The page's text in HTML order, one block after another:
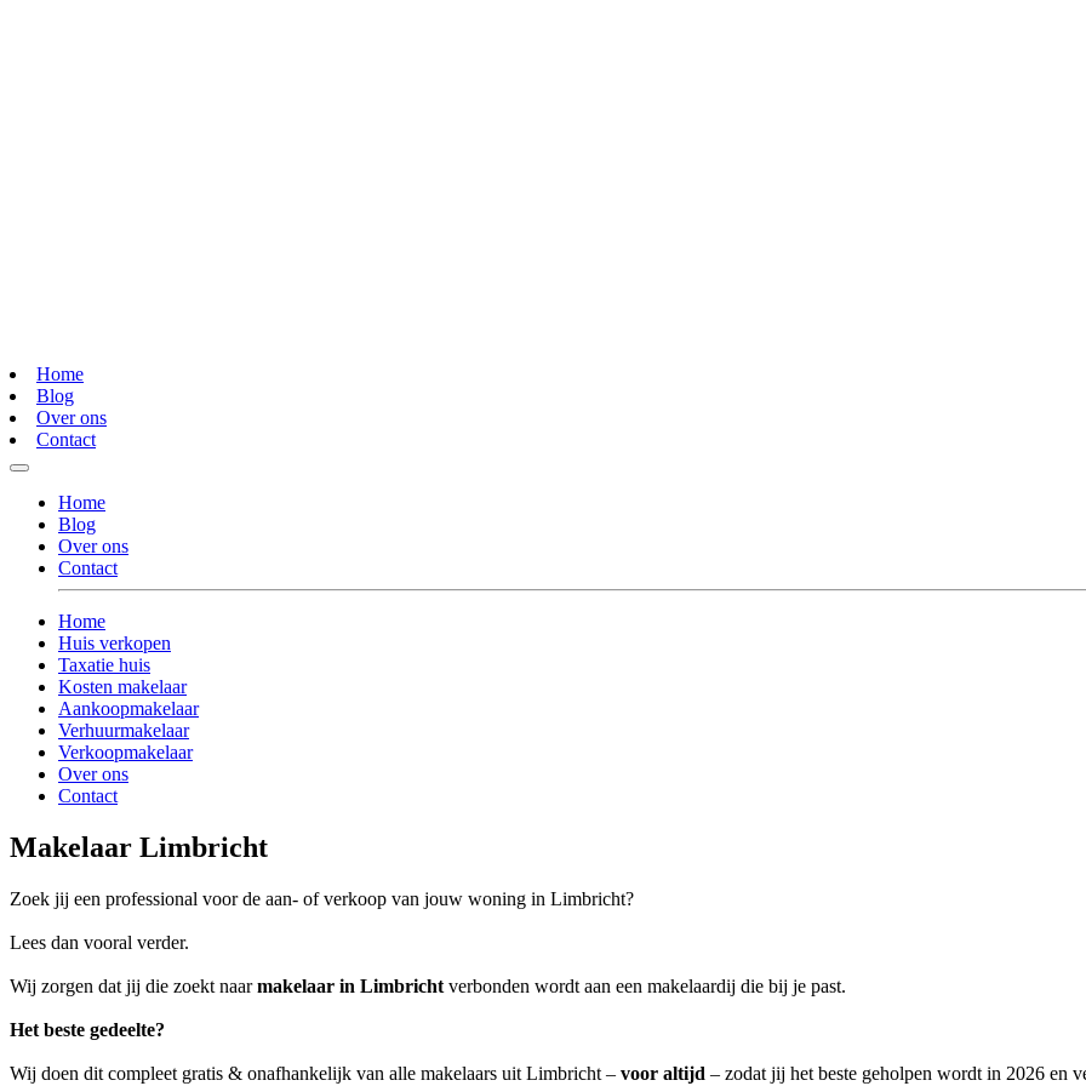
Home
Blog
Over ons
Contact
Home
Blog
Over ons
Contact
Home
Huis verkopen
Taxatie huis
Kosten makelaar
Aankoopmakelaar
Verhuurmakelaar
Verkoopmakelaar
Over ons
Contact
Makelaar Limbricht
Zoek jij een professional voor de aan- of verkoop van jouw woning in Limbricht?
Lees dan vooral verder.
Wij zorgen dat jij die zoekt naarmakelaar in Limbricht verbonden wordt aan een makelaardij die bij je past.
Het beste gedeelte?
Wij doen dit compleet gratis & onafhankelijk van alle makelaars uit Limbricht – voor altijd – zodat jij het beste geholpen wordt in 2026 en